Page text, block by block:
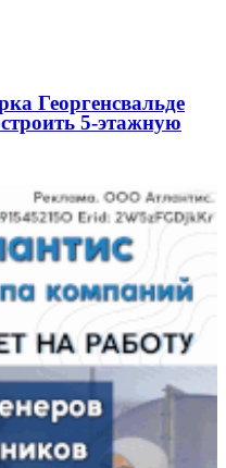
Георгенсвальде
5-этажную